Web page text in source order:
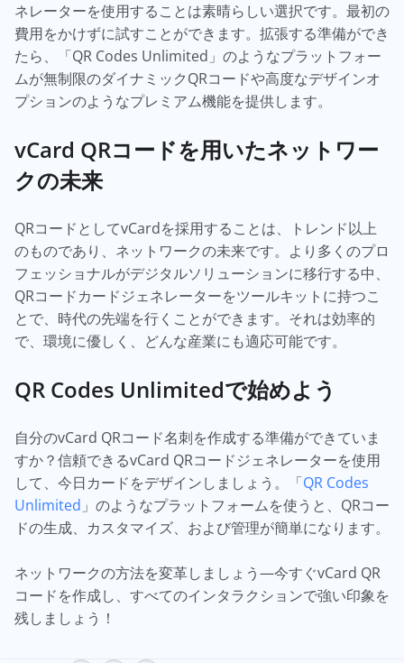
ネレーターを使用することは素晴らしい選択です。最初の
費用をかけずに試すことができます。拡張する準備ができ
たら、「QR Codes Unlimited」のようなプラットフォー
ムが無制限のダイナミックQRコードや高度なデザインオ
プションのようなプレミアム機能を提供します。
vCard QRコードを用いたネットワー
クの未来
QRコードとしてvCardを採用することは、トレンド以上
のものであり、ネットワークの未来です。より多くのプロ
フェッショナルがデジタルソリューションに移行する中、
QRコードカードジェネレーターをツールキットに持つこ
とで、時代の先端を行くことができます。それは効率的
で、環境に優しく、どんな産業にも適応可能です。
QR Codes Unlimitedで始めよう
自分のvCard QRコード名刺を作成する準備ができていま
すか？信頼できるvCard QRコードジェネレーターを使用
して、今日カードをデザインしましょう。「QR Codes
Unlimited 」のようなプラットフォームを使うと、QRコー
ドの生成、カスタマイズ、および管理が簡単になります。
ネットワークの方法を変革しましょう—今すぐvCard QR
コードを作成し、すべてのインタラクションで強い印象を
残しましょう！